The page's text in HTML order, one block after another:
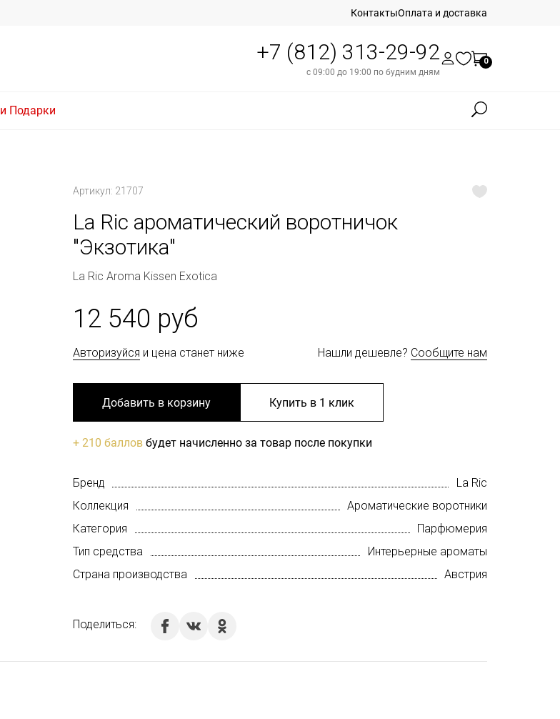
КонтактыОплата и доставка
+7 (812) 313-29-92
с 09:00 до 19:00 по будним дням
0
Подарки
Артикул: 21707
La Ric ароматический воротничок
"Экзотика"
La Ric Aroma Kissen Exotica
12 540 руб
Авторизуйся и цена станет ниже Нашли дешевле? Сообщите нам
Добавить в корзину Купить в 1 клик
+ 210 баллов будет начисленно за товар после покупки
Бренд
La Ric
Коллекция
Ароматические воротники
Категория
Парфюмерия
Тип средства
Интерьерные ароматы
Страна производства
Австрия
Поделиться: